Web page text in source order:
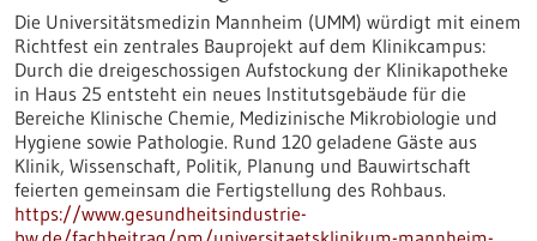
Die Universitätsmedizin Mannheim (UMM) würdigt mit einem
Richtfest ein zentrales Bauprojekt auf dem Klinikcampus:
Durch die dreigeschossigen Aufstockung der Klinikapotheke
in Haus 25 entsteht ein neues Institutsgebäude für die
Bereiche Klinische Chemie, Medizinische Mikrobiologie und
Hygiene sowie Pathologie. Rund 120 geladene Gäste aus
Klinik, Wissenschaft, Politik, Planung und Bauwirtschaft
feierten gemeinsam die Fertigstellung des Rohbaus.
https://www.gesundheitsindustrie-